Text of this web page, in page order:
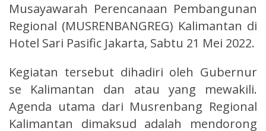
Musayawarah Perencanaan Pembangunan
Regional (MUSRENBANGREG) Kalimantan di
Hotel Sari Pasific Jakarta, Sabtu 21 Mei 2022.
Kegiatan tersebut dihadiri oleh Gubernur
se Kalimantan dan atau yang mewakili.
Agenda utama dari Musrenbang Regional
Kalimantan dimaksud adalah mendorong